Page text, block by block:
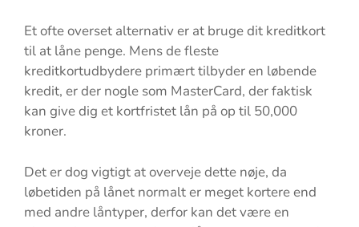
Et ofte overset alternativ er at bruge dit kreditkort
til at låne penge. Mens de fleste
kreditkortudbydere primært tilbyder en løbende
kredit, er der nogle som MasterCard, der faktisk
kan give dig et kortfristet lån på op til 50,000
kroner.
Det er dog vigtigt at overveje dette nøje, da
løbetiden på lånet normalt er meget kortere end
med andre låntyper, derfor kan det være en